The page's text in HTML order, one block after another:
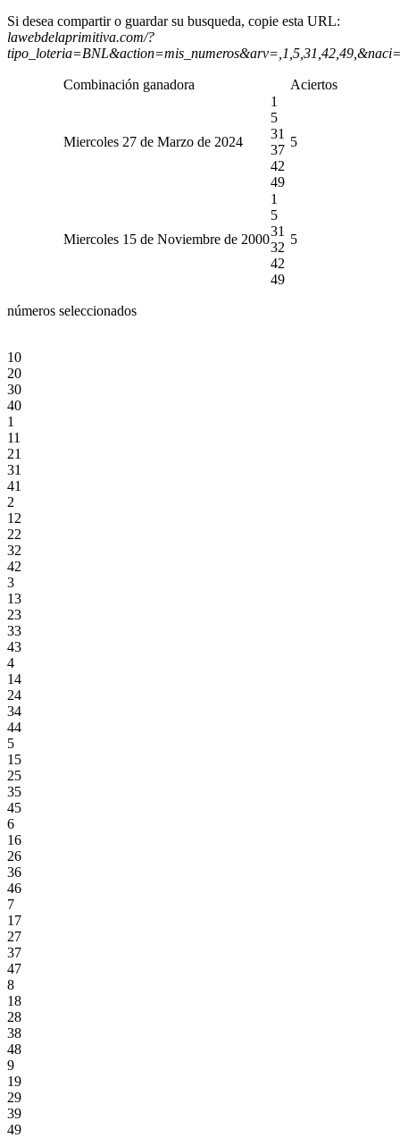
Si desea compartir o guardar su busqueda, copie esta URL:
lawebdelaprimitiva.com/?
Combinación ganadora Aciertos
Miercoles 27 de Marzo de 2024
1
5
31
37
42
49
5
Miercoles 15 de Noviembre de 2000
1
5
31
32
42
49
5
números seleccionados
10
20
30
40
1
11
21
31
41
2
12
22
32
42
3
13
23
33
43
4
14
24
34
44
5
15
25
35
45
6
16
26
36
46
7
17
27
37
47
8
18
28
38
48
9
19
29
39
49